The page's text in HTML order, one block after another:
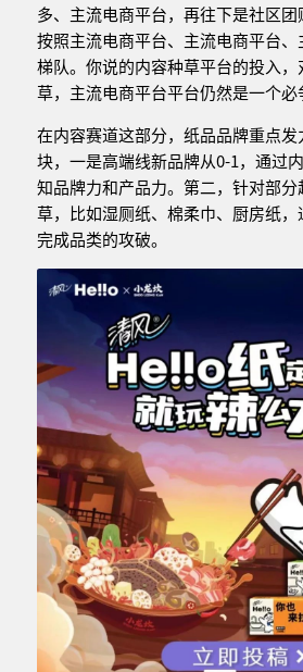
多、主流电商平台，再往下是社区
按照主流电商平台、主流电商平台
梯队。你说的内容种草平台的投入
草，主流电商平台平台仍然是一个必
在内容赛道这部分，纸品品牌重点
块，一是高端线新品牌从0-1，通过
知品牌力和产品力。第二，针对部
草，比如湿厕纸、棉柔巾、厨房纸
完成品类的攻破。